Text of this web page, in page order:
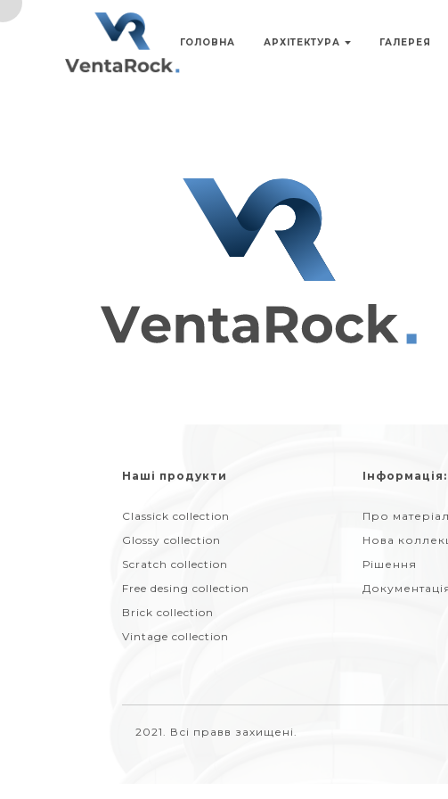
ГОЛОВНА АРХІТЕКТУРА ГАЛЕРЕЯ
Наші продукти
Classick collection
Glossy collection
Scratch collection
Free desing collection
Brick collection
Vintage collection
Інформація:
Про матеріал
Нова
Рішення
2021. Всі правв захищені.